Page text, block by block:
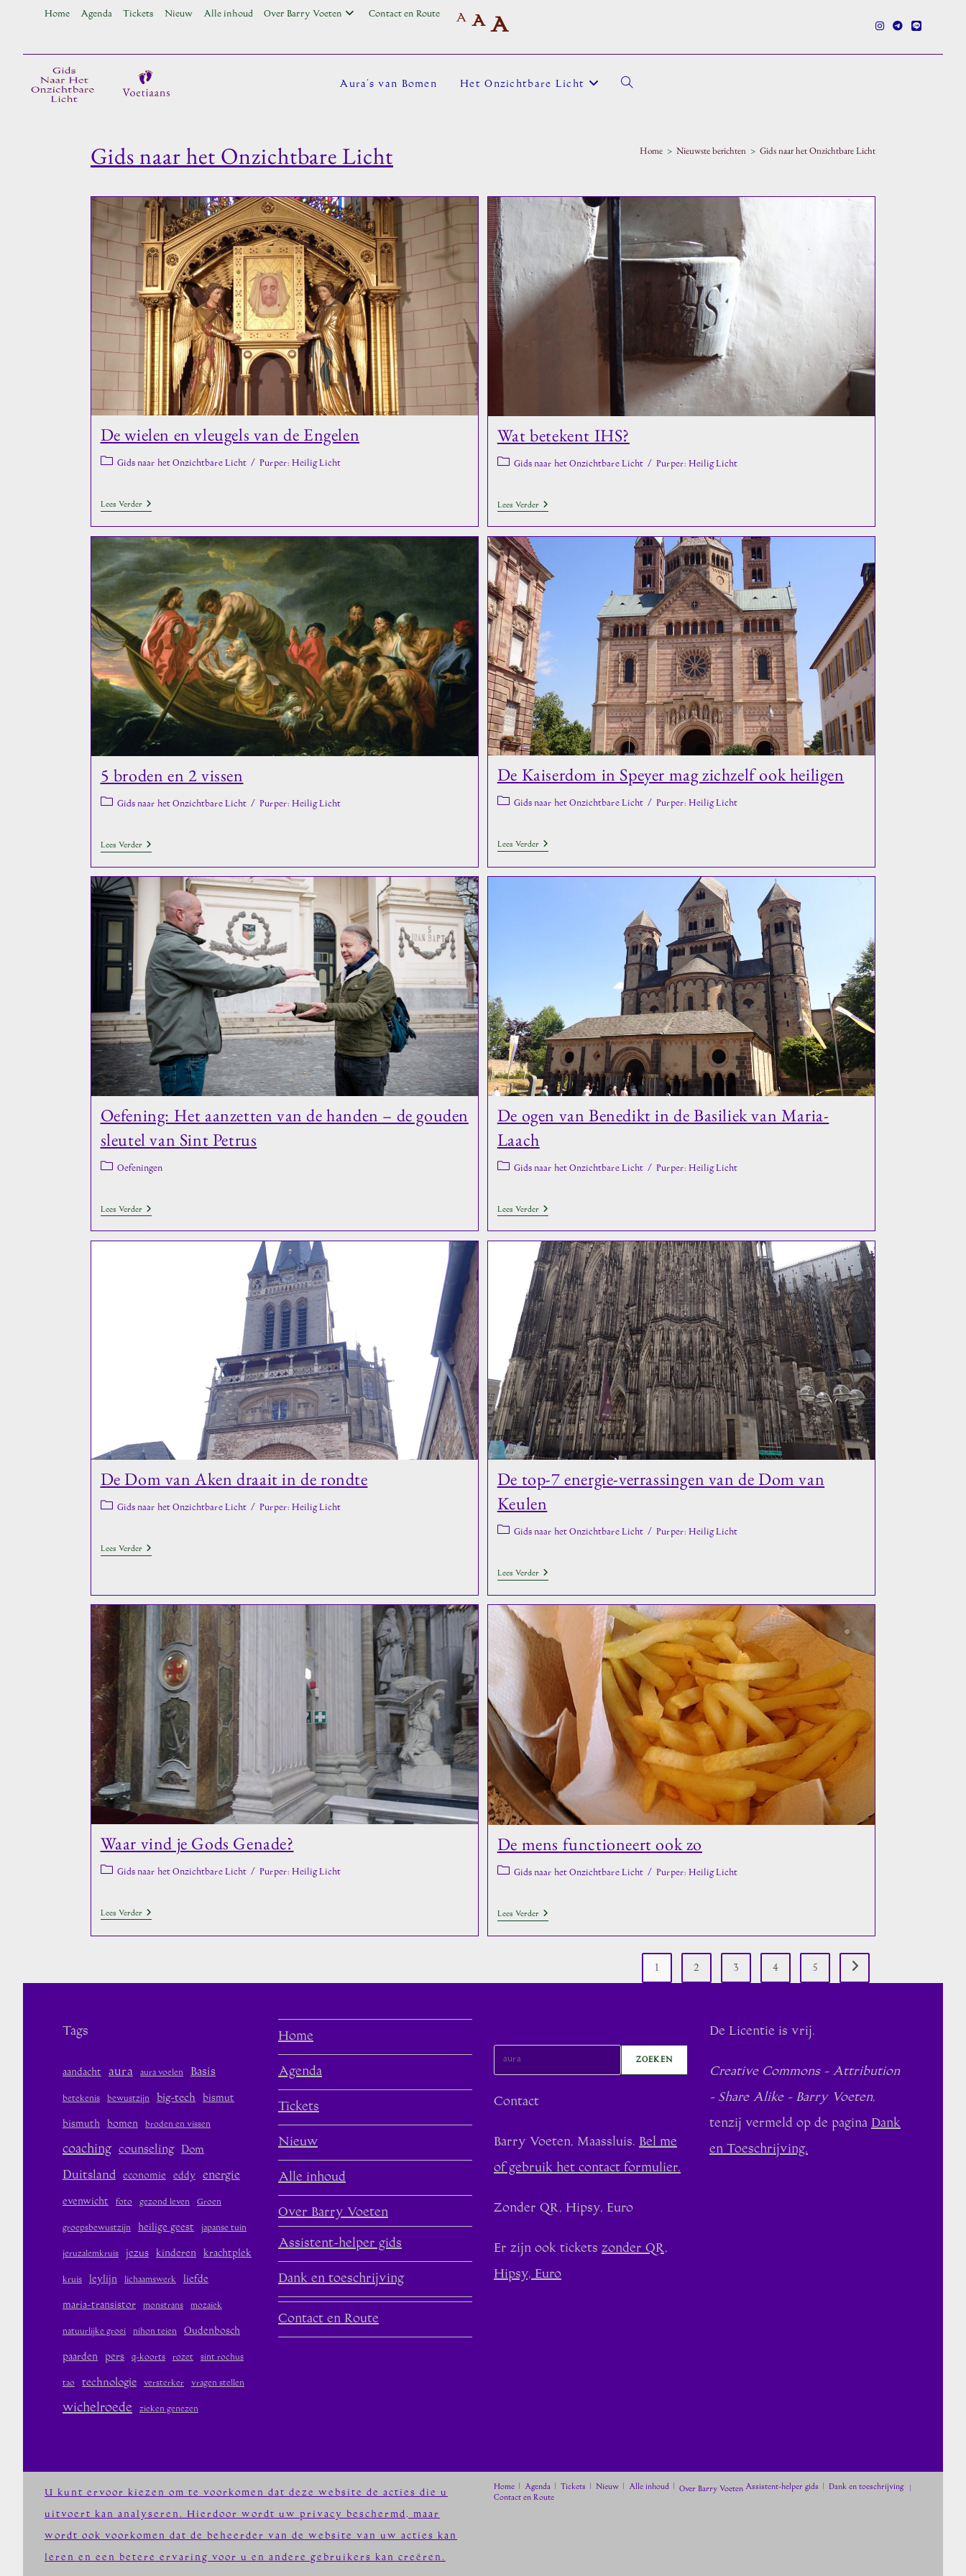
Home Agenda Tickets Nieuw Alle inhoud Over Barry Voeten Contact en Route A A A
Aura’s van Bomen Het Onzichtbare Licht Toggle
zoeken
Gids naar het Onzichtbare Licht Home > Nieuwste berichten > Gids naar het Onzichtbare Licht
De wielen en vleugels van de Engelen
Berichtcategorie:
Gids naar het Onzichtbare Licht / Purper: Heilig Licht
Lees VerderDe
En
Vleugels
De
Engelen
Wat betekent IHS?
Berichtcategorie:
Gids naar het Onzichtbare Licht / Purper: Heilig Licht
Lees VerderWat
IHS?
5 broden en 2 vissen
Berichtcategorie:
Gids naar het Onzichtbare Licht / Purper: Heilig Licht
Lees Verder5
En
2
De Kaiserdom in Speyer mag zichzelf ook heiligen
Berichtcategorie:
Gids naar het Onzichtbare Licht / Purper: Heilig Licht
Lees VerderDe
In
Speyer
Oefening: Het aanzetten van de handen – de gouden
sleutel van Sint Petrus
Berichtcategorie:
Oefeningen
Lees VerderOefening:
Aanzetten
Van
De ogen van Benedikt in de Basiliek van Maria-
Laach
Berichtcategorie:
Gids naar het Onzichtbare Licht / Purper: Heilig Licht
Lees VerderDe
Van
Benedikt
In
De
Basiliek
Van
Maria-
Laach
De Dom van Aken draait in de rondte
Berichtcategorie:
Gids naar het Onzichtbare Licht / Purper: Heilig Licht
Lees VerderDe
Draait
In
De
Rondte
De top-7 energie-verrassingen van de Dom van
Keulen
Berichtcategorie:
Gids naar het Onzichtbare Licht / Purper: Heilig Licht
Lees VerderDe
7
Energie-
Verrassingen
Van
De
Dom
Van
Waar vind je Gods Genade?
Berichtcategorie:
Gids naar het Onzichtbare Licht / Purper: Heilig Licht
Lees VerderWaar
Je
De mens functioneert ook zo
Berichtcategorie:
Gids naar het Onzichtbare Licht / Purper: Heilig Licht
Lees VerderDe
Functioneert
1 2 3 4 5 Naar volgende pagina
Tags
aandacht aura aura voelen Basis
betekenis bewustzijn big-tech bismut
bismuth bomen broden en vissen
coaching counseling Dom
Duitsland economie eddy energie
evenwicht foto gezond leven Groen
groepsbewustzijn heilige geest japanse tuin
jeruzalemkruis jezus kinderen krachtplek
kruis leylijn lichaamswerk liefde
maria-transistor monstrans mozaïek
natuurlijke groei nihon teien Oudenbosch
paarden pers q-koorts rozet sint rochus
tao technologie versterker vragen stellen
wichelroede zieken genezen
Home
Agenda
Tickets
Nieuw
Alle inhoud
Over Barry Voeten
Assistent-helper gids
Dank en toeschrijving
Contact en Route
ZOEKEN
Contact
Barry Voeten, Maassluis. Bel me
of gebruik het contact formulier.
Zonder QR, Hipsy, Euro
Er zijn ook tickets zonder QR,
Hipsy, Euro
De Licentie is vrij.
Creative Commons - Attribution
- Share Alike - Barry Voeten,
tenzij vermeld op de pagina Dank
en Toeschrijving.
Home Agenda Tickets Nieuw Alle inhoud Over Barry Voeten Assistent-helper gids
Dank en toeschrijving
Contact en Route
U kunt ervoor kiezen om te voorkomen dat deze website de acties die u
uitvoert kan analyseren. Hierdoor wordt uw privacy beschermd, maar
wordt ook voorkomen dat de beheerder van de website van uw acties kan
leren en een betere ervaring voor u en andere gebruikers kan creëren.